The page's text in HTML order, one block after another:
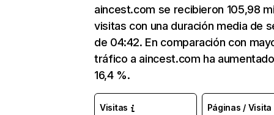
aincest.com se recibieron 105,98
visitas con una duración media de
de 04:42. En comparación con
tráfico a aincest.com ha
16,4 %.
Visitas Páginas / Visita